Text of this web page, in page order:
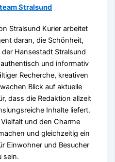
Stralsund
Stralsund Kurier arbeitet
daran, die Schönheit,
Hansestadt Stralsund
und informativ
Recherche, kreativen
Blick auf aktuelle
dass die Redaktion allzeit
Inhalte liefert.
und den Charme
und gleichzeitig ein
Einwohner und Besucher
sein.